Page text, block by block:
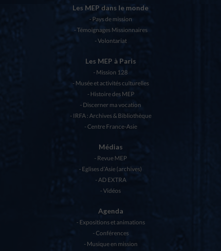
Les MEP dans le monde
Pays de mission
Témoignages Missionnaires
Volontariat
Les MEP à Paris
Mission 128
Musée et activités culturelles
Histoire des MEP
Discerner ma vocation
IRFA : Archives & Bibliothèque
Centre France-Asie
Médias
Revue MEP
Eglises d’Asie (archives)
AD EXTRA
Vidéos
Agenda
Expositions et animations
Conférences
Musique en mission